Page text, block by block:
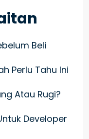
Beli
Perlu Tahu Ini
Atau Rugi?
Developer